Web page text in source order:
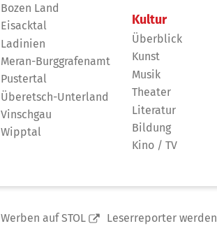
Bozen Land
Eisacktal
Ladinien
Meran-Burggrafenamt
Pustertal
Überetsch-Unterland
Vinschgau
Wipptal
Kultur
Überblick
Kunst
Musik
Theater
Literatur
Bildung
Kino / TV
Werben auf STOL Leserreporter werden